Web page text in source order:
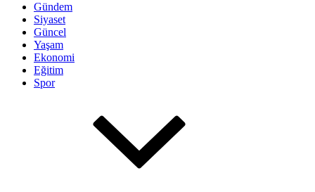
Gündem
Siyaset
Güncel
Yaşam
Ekonomi
Eğitim
Spor